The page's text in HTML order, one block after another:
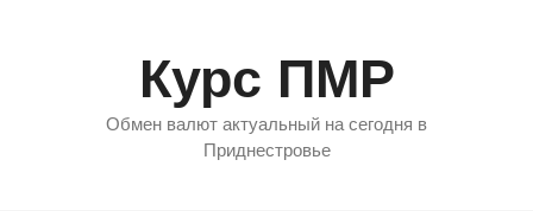
Курс ПМР
Обмен валют актуальный на сегодня в
Приднестровье